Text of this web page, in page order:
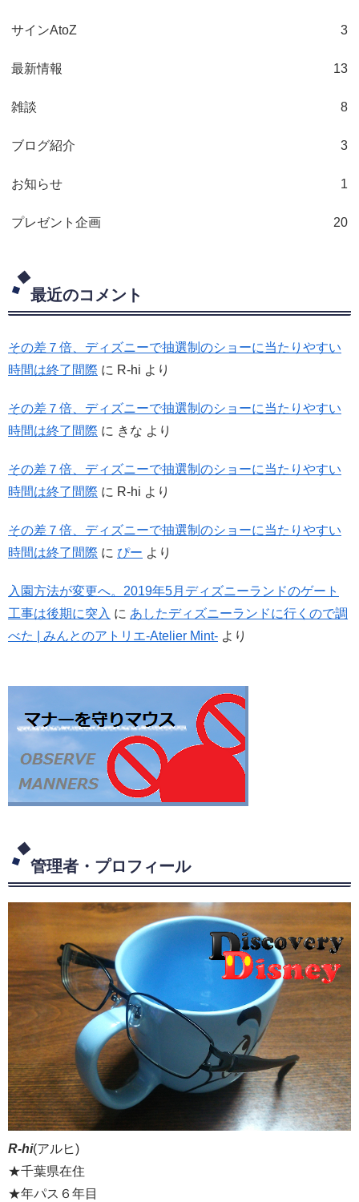
サインAtoZ 3
最新情報 13
雑談 8
ブログ紹介 3
お知らせ 1
プレゼント企画 20
最近のコメント
その差７倍、ディズニーで抽選制のショーに当たりやすい
時間は終了間際 に R-hi より
その差７倍、ディズニーで抽選制のショーに当たりやすい
時間は終了間際 に きな より
その差７倍、ディズニーで抽選制のショーに当たりやすい
時間は終了間際 に R-hi より
その差７倍、ディズニーで抽選制のショーに当たりやすい
時間は終了間際 に ぴー より
入園方法が変更へ。2019年5月ディズニーランドのゲート
工事は後期に突入 に あしたディズニーランドに行くので調
べた | みんとのアトリエ-Atelier Mint- より
管理者・プロフィール
R-hi(アルヒ)
★千葉県在住
★年パス６年目